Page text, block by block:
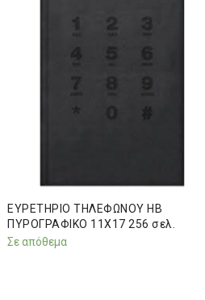
ΕΥΡΕΤΗΡΙΟ ΤΗΛΕΦΩΝΟΥ ΗΒ
ΠΥΡΟΓΡΑΦΙΚΟ 11Χ17 256 σελ.
Σε απόθεμα